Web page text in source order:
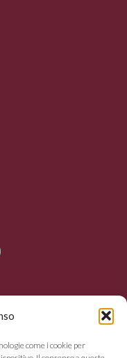
come i cookie per